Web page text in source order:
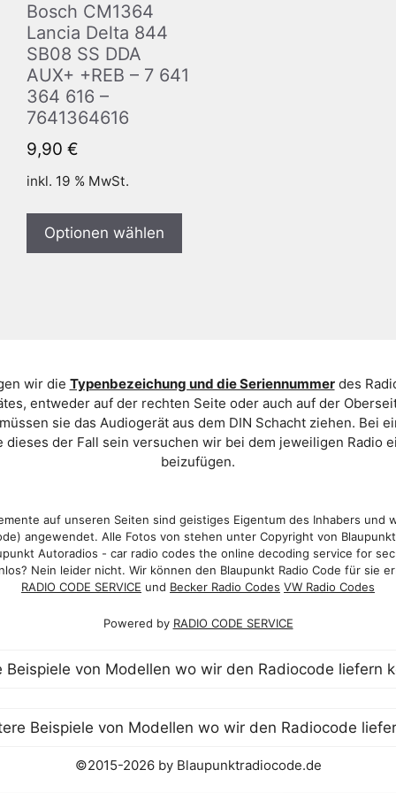
Bosch CM1364
Lancia Delta 844
SB08 SS DDA
AUX+ +REB – 7 641
364 616 –
7641364616
9,90 €
inkl. 19 % MwSt.
Optionen wählen
wir die Typenbezeichung und die Seriennummerdes
entweder auf der rechten Seite oder auch auf der
sie das Audiogerät aus dem DIN Schacht ziehen. Bei
der Fall sein versuchen wir bei dem jeweiligen Radio
beizufügen.
auf unseren Seiten sind geistiges Eigentum des Inhabers und
angewendet. Alle Fotos von stehen unter Copyright von
Autoradios - car radio codes the online decoding service for
Nein leider nicht. Wir können den Blaupunkt Radio Code für sie
RADIO CODE SERVICE und Becker Radio Codes VW Radio Codes
Powered by RADIO CODE SERVICE
©2015-2026 by Blaupunktradiocode.de